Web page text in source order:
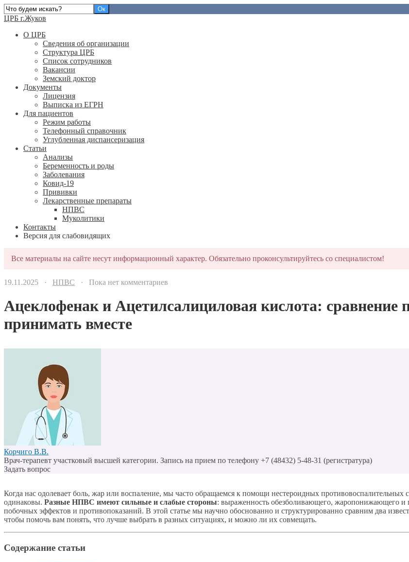
ЦРБ г.Жуков
О ЦРБ
Сведения об организации
Структура ЦРБ
Список сотрудников
Вакансии
Земский доктор
Документы
Лицензия
Выписка из ЕГРН
Для пациентов
Режим работы
Телефонный справочник
Углубленная диспансеризация
Статьи
Анализы
Беременность и роды
Заболевания
Ковид-19
Прививки
Лекарственные препараты
НПВС
Муколитики
Контакты
Версия для слабовидящих
Все материалы на сайте несут информационный характер. Обязательно проконсультируйтесь со специалистом!
19.11.2025 · НПВС · Пока нет комментариев
Ацеклофенак и Ацетилсалициловая кислота: сравнение
принимать вместе
Корчиго В.В.
Врач-терапевт участковый высшей категории. Запись на прием по телефону +7 (48432) 5-48-31 (регистратура)
Задать вопрос
Когда нас одолевает боль, жар или воспаление, мы часто обращаемся к помощи нестероидных
одинаковы. Разные НПВС имеют сильные и слабые стороны: выраженность обезболивающего, жаропонижающего и
побочных эффектов и противопоказаний. В этой статье мы научно обоснованно и структурированно сравним два
чтобы помочь вам понять, что лучше выбрать в разных ситуациях, и можно ли их совмещать.
Содержание статьи